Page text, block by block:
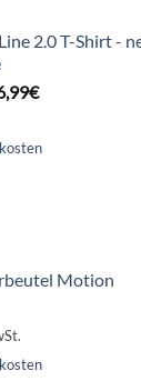
2.0 T-Shirt -
€
Motion